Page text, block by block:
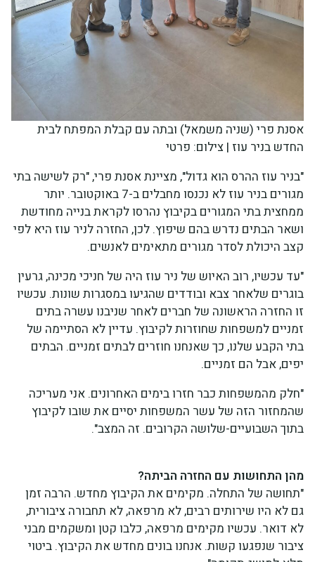
אסנת פרי (שניה משמאל) ובתה עם קבלת המפתח לבית
החדש בניר עוז | צילום: פרטי
"בניר עוז ההרס הוא גדול", מציינת אסנת פרי, "רק לשישה בתי
מגורים בניר עוז לא נכנסו מחבלים ב-7 באוקטובר. יותר
ממחצית בתי המגורים בקיבוץ נהרסו לקראת בנייה מחודשת
ושאר הבתים נדרש בהם שיפוץ. לכן, החזרה לניר עוז היא לפי
קצב היכולת לסדר מגורים מתאימים לאנשים.
"עד עכשיו, רוב האיוש של ניר עוז היה של חניכי מכינה, גרעין
בוגרים שלאחר צבא ובודדים שהגיעו במסגרות שונות. עכשיו
זו החזרה הראשונה של חברים לאחר שניבנו עשרה בתים
זמניים למשפחות שחוזרות לקיבוץ. עדיין לא הסתיימה של
בתי הקבע שלנו, כך שאנחנו חוזרים לבתים זמניים. הבתים
יפים, אבל הם זמניים.
"חלק מהמשפחות כבר חזרו בימים האחרונים. אני מעריכה
שהמחזור הזה של עשר המשפחות יסיים את שובו לקיבוץ
בתוך השבועיים-שלושה הקרובים. זה המצב".
מהן התחושות עם החזרה הביתה?
"תחושה של התחלה. מקימים את הקיבוץ מחדש. הרבה זמן
גם לא היו שירותים רבים, לא מרפאה, לא תחבורה ציבורית,
לא דואר. עכשיו מקימים מרפאה, כלבו קטן ומשקמים מבני
ציבור שנפגעו קשות. אנחנו בונים מחדש את הקיבוץ. ביטוי